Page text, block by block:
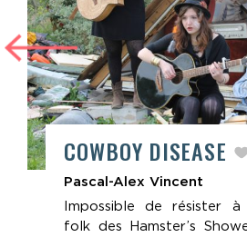
COWBOY DISEASE
Pascal-Alex Vincent
Impossible de résister
folk des Hamster’s